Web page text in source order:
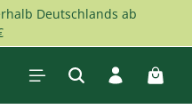
Deutschlands ab